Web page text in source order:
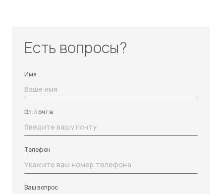
Есть вопросы?
Имя
Эл. почта
Телефон
Ваш вопрос